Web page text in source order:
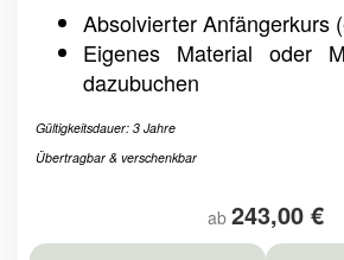
Absolvierter Anfängerkurs
Eigenes Material oder
dazubuchen
Gültigkeitsdauer: 3 Jahre
Übertragbar & verschenkbar
ab 243,00 €